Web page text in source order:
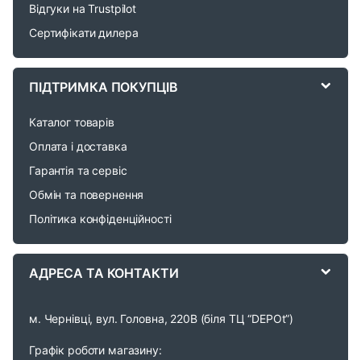
C
Відгуки на Trustpilot
Сертифікати дилера
ПІДТРИМКА ПОКУПЦІВ
Каталог товарів
Оплата і доставка
Гарантія та сервіс
Обмін та повернення
Політика конфіденційності
АДРЕСА ТА КОНТАКТИ
м. Чернівці, вул. Головна, 220В (біля ТЦ “DEPOt”)
Графік роботи магазину: